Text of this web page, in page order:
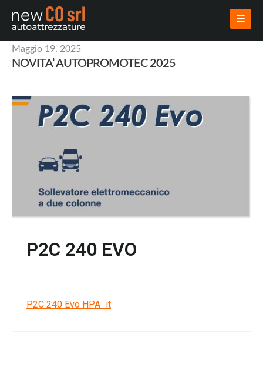
USATI
VENDI USATO
Maggio 19, 2025
NOVITA’ AUTOPROMOTEC 2025
P2C 240 EVO
P2C 240 Evo HPA_it